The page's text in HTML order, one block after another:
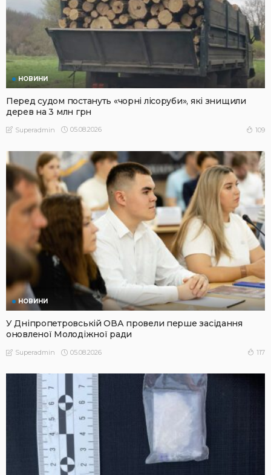
НОВИНИ
Перед судом постануть «чорні лісоруби», які знищили
дерев на 3 млн грн
Superadmin 05.08.2026 109
НОВИНИ
У Дніпропетровській ОВА провели перше засідання
оновленої Молодіжної ради
Superadmin 05.08.2026 117